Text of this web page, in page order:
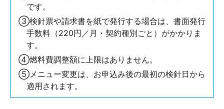
です。
③検針票や請求書を紙で発行する場合は、書面発行
手数料（220円／月・契約種別ごと）がかかりま
す。
④燃料費調整額に上限はありません。
⑤メニュー変更は、お申込み後の最初の検針日から
適用されます。